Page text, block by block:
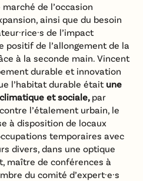
de l’occasion
ainsi que du besoin
de l’impact
positif de l’allongement de la
à la seconde main. Vincent
durable et innovation
l’habitat durable était une
et sociale, par
l’étalement urbain, le
à disposition de locaux
temporaires avec
divers, dans une optique
maître de conférences à
du comité d’expert·e·s